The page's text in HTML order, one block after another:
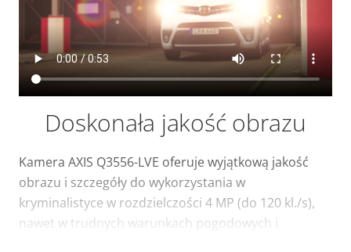
Doskonała jakość obrazu
Kamera AXIS Q3556-LVE oferuje wyjątkową jakość
obrazu i szczegóły do wykorzystania w
kryminalistyce w rozdzielczości 4 MP (do 120 kl./s),
nawet w trudnych warunkach pogodowych i